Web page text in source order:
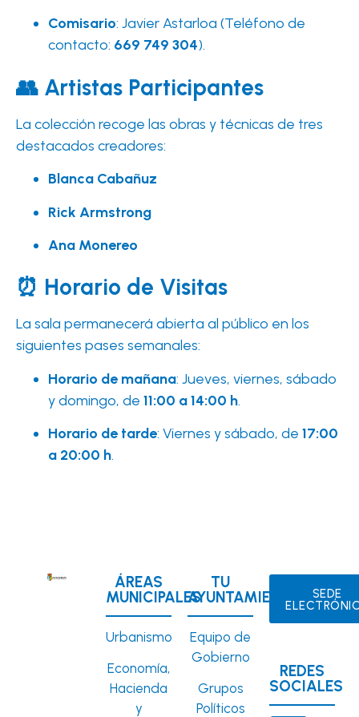
Comisario: Javier Astarloa (Teléfono de
contacto: 669 749 304).
👥 Artistas Participantes
La colección recoge las obras y técnicas de tres
destacados creadores:
Blanca Cabañuz
Rick Armstrong
Ana Monereo
⏰ Horario de Visitas
La sala permanecerá abierta al público en los
siguientes pases semanales:
Horario de mañana: Jueves, viernes, sábado
y domingo, de 11:00 a 14:00 h.
Horario de tarde: Viernes y sábado, de 17:00
a 20:00 h.
ÁREAS
MUNICIPALES
Urbanismo
Economía,
Hacienda
y
TU
AYUNTAMIENTO
Equipo de
Gobierno
Grupos
Políticos
SEDE
REDES
SOCIALES